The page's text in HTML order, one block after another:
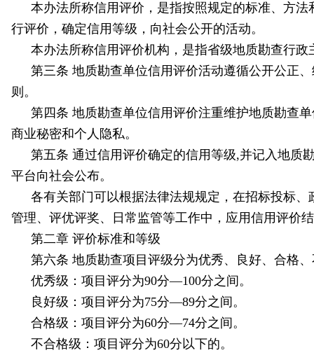
本办法所称信用评价，是指按照规定的标准、方
行评价，确定信用等级，向社会公开的活动。
本办法所称信用评价机构，是指省级地质勘查行政
第三条 地质勘查单位信用评价活动遵循公开公正
则。
第四条 地质勘查单位信用评价注重维护地质勘查
商业秘密和个人隐私。
第五条 通过信用评价确定的信用等级,并记入地质
平台向社会公布。
各有关部门可以根据法律法规规定，在招标投标
管理、评优评奖、日常监管等工作中，应用信用评价
第二章 评价标准和等级
第六条 地质勘查项目评级分为优秀、良好、合格
优秀级：项目评分为90分—100分之间。
良好级：项目评分为75分—89分之间。
合格级：项目评分为60分—74分之间。
不合格级：项目评分为60分以下的。